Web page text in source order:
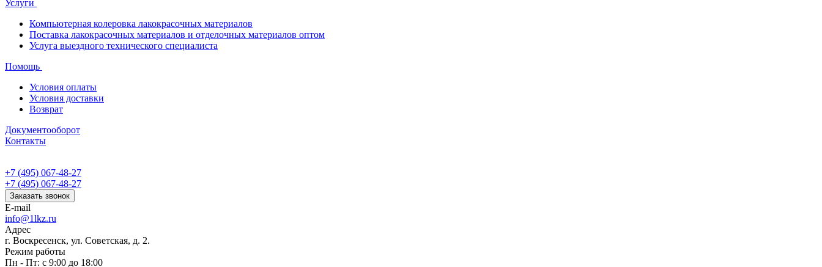
Услуги
Компьютерная колеровка лакокрасочных материалов
Поставка лакокрасочных материалов и отделочных материалов оптом
Услуга выездного технического специалиста
Помощь
Условия оплаты
Условия доставки
Возврат
Документооборот
Контакты
+7 (495) 067-48-27
+7 (495) 067-48-27
Заказать звонок
E-mail
info@1lkz.ru
Адрес
г. Воскресенск, ул. Советская, д. 2.
Режим работы
Пн - Пт: с 9:00 до 18:00